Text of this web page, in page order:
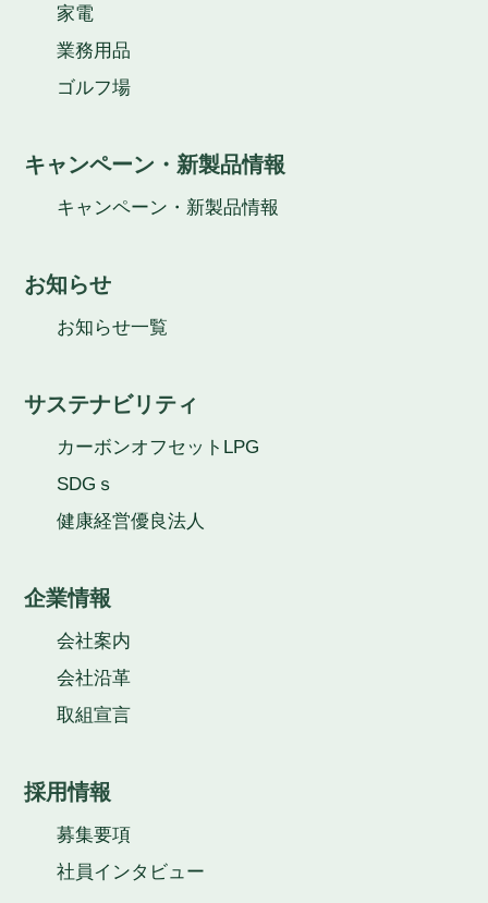
家電
業務用品
ゴルフ場
キャンペーン・新製品情報
キャンペーン・新製品情報
お知らせ
お知らせ一覧
サステナビリティ
カーボンオフセットLPG
SDGｓ
健康経営優良法人
企業情報
会社案内
会社沿革
取組宣言
採用情報
募集要項
社員インタビュー